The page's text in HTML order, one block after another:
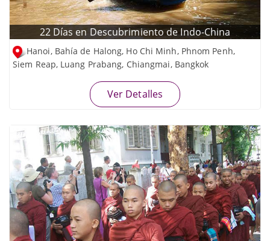
22 Días en Descubrimiento de Indo-China
Hanoi, Bahía de Halong, Ho Chi Minh, Phnom Penh,
Siem Reap, Luang Prabang, Chiangmai, Bangkok
Ver Detalles